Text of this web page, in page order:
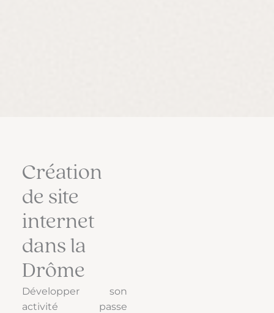
Création
de site
internet
dans la
Drôme
Développer son
activité passe